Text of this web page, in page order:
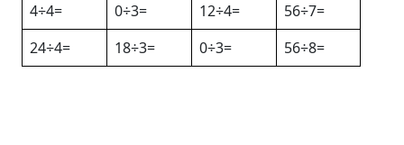
4÷4=
0÷3= 12÷4=
56÷7=
24÷4=
18÷3= 0÷3= 56÷8=